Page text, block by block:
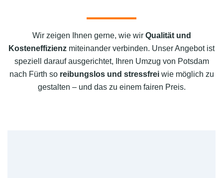
Wir zeigen Ihnen gerne, wie wir Qualität und
Kosteneffizienz miteinander verbinden. Unser Angebot ist
speziell darauf ausgerichtet, Ihren Umzug von Potsdam
nach Fürth so reibungslos und stressfreiwie möglich zu
gestalten – und das zu einem fairen Preis.